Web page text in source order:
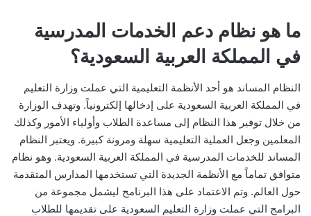
ما هو نظام دعم الخدمات المدرسية
في المملكة العربية السعودية؟
النظام المساند هو أحد الأنظمة التعليمية التي عملت وزارة التعليم
في المملكة العربية السعودية على إدخالها إلكترونياً. وتهدف الوزارة
من خلال توفير هذا النظام إلى مساعدة الطلاب وأولياء الأمور وكذلك
المعلمين وجعل العملية التعليمية سهلة ومرونة كبيرة. ويعتبر النظام
المساند للخدمات المدرسية في المملكة العربية السعودية. وهو نظام
متوافق تماماً مع الأنظمة الجديدة التي تستخدمها المدارس المتقدمة
حول العالم. وتم الاعتماد على هذا البرنامج ليشمل مجموعة من
البرامج التي عملت وزارة التعليم السعودية على تقديمها للطلاب